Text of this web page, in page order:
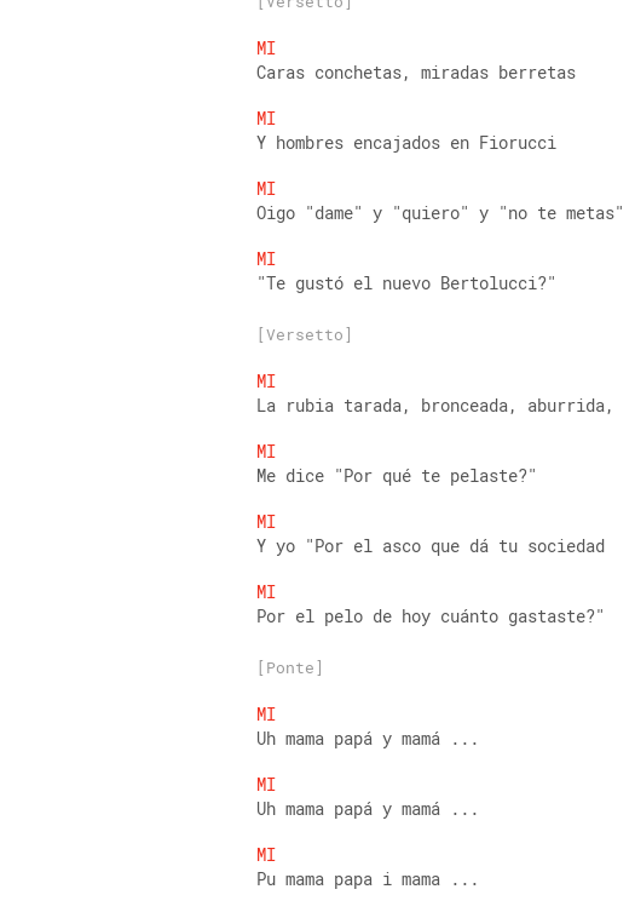
MI
Caras conchetas, miradas berretas
MI
Y hombres encajados en Fiorucci
MI
Oigo "dame" y "quiero" y "no te metas"
MI
"Te gustó el nuevo Bertolucci?"
[Versetto]
MI
La rubia tarada, bronceada, aburrida,
MI
Me dice "Por qué te pelaste?"
MI
Y yo "Por el asco que dá tu sociedad
MI
Por el pelo de hoy cuánto gastaste?"
[Ponte]
MI
Uh mama papá y mamá ...
MI
Uh mama papá y mamá ...
MI
Pu mama papa i mama ...